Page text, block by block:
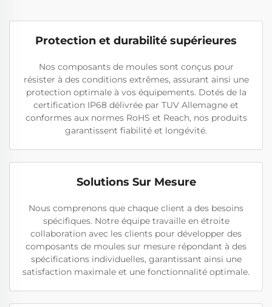
Protection et durabilité supérieures
Nos composants de moules sont conçus pour
résister à des conditions extrêmes, assurant ainsi une
protection optimale à vos équipements. Dotés de la
certification IP68 délivrée par TUV Allemagne et
conformes aux normes RoHS et Reach, nos produits
garantissent fiabilité et longévité.
Solutions Sur Mesure
Nous comprenons que chaque client a des besoins
spécifiques. Notre équipe travaille en étroite
collaboration avec les clients pour développer des
composants de moules sur mesure répondant à des
spécifications individuelles, garantissant ainsi une
satisfaction maximale et une fonctionnalité optimale.